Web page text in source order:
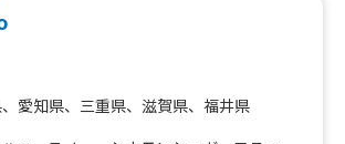
カツ、三田牛コロッケ、フランクフル
グ、チーズボール、ポテトチーズハット
グ、チーズボール、三田牛メンチカツ、
フランクフルト、牛串（牛タン、牛ハラ
田牛（メンチカツ、コロッケ）チーズハ
ール、フランクフルト、フライドポテ
、生チュロス(買取用)、ハーフチュ
チョコレート、追いチーズトッピング
愛知県、三重県、滋賀県、福井県